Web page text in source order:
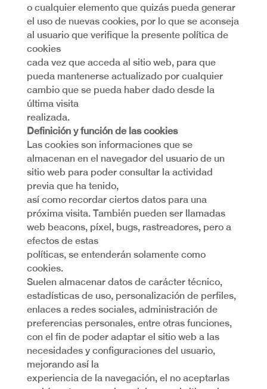
o cualquier elemento que quizás pueda generar
el uso de nuevas cookies, por lo que se aconseja
al usuario que verifique la presente política de
cookies
cada vez que acceda al sitio web, para que
pueda mantenerse actualizado por cualquier
cambio que se pueda haber dado desde la
última visita
realizada.
Definición y función de las cookies
Las cookies son informaciones que se
almacenan en el navegador del usuario de un
sitio web para poder consultar la actividad
previa que ha tenido,
así como recordar ciertos datos para una
próxima visita. También pueden ser llamadas
web beacons, píxel, bugs, rastreadores, pero a
efectos de estas
políticas, se entenderán solamente como
cookies.
Suelen almacenar datos de carácter técnico,
estadísticas de uso, personalización de perfiles,
enlaces a redes sociales, administración de
preferencias personales, entre otras funciones,
con el fin de poder adaptar el sitio web a las
necesidades y configuraciones del usuario,
mejorando así la
experiencia de la navegación, el no aceptarlas